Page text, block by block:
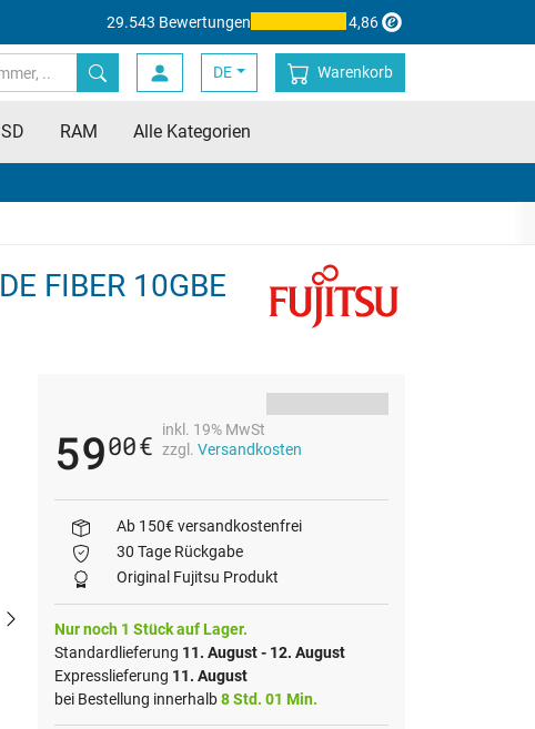
29.543 Bewertungen 4,86
DE Warenkorb
RAM Alle Kategorien
FIBER 10GBE
5900€
inkl. 19% MwSt
zzgl. Versandkosten
Ab 150€ versandkostenfrei
30 Tage Rückgabe
Original Fujitsu Produkt
Nur noch 1 Stück auf Lager.
Standardlieferung 11. August - 12. August
Expresslieferung 11. August
bei Bestellung innerhalb8 Std. 01 Min.